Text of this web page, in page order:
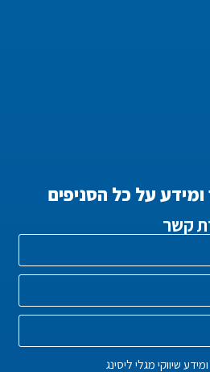
על כל הסניפים
קשר
שיווקי מגלי ליסינג